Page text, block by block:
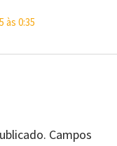
às 0:35
Campos